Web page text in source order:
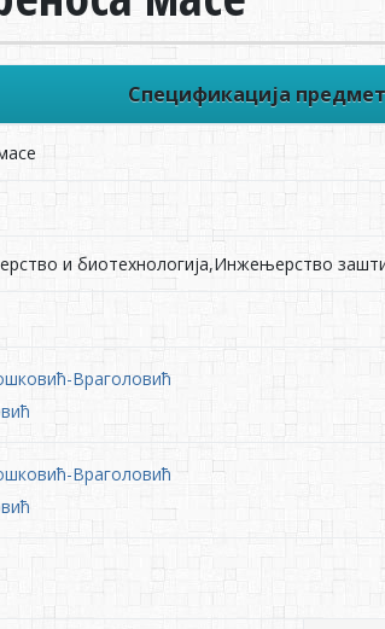
Спецификација
и биотехнологија,Инжењерство
Враголовић
Враголовић